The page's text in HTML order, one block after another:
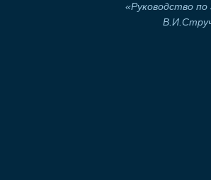
«Руководство по